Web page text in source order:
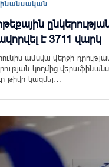
է 3711 վարկ
ամսվա վերջի
կողմից
թիվը կազմել…